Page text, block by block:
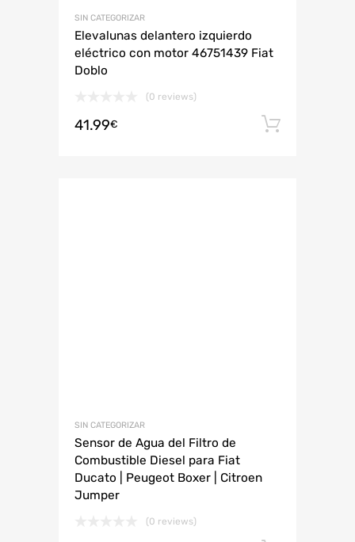
SIN CATEGORIZAR
Elevalunas delantero izquierdo
eléctrico con motor 46751439 Fiat
Doblo
(0 reviews)
41.99€
SIN CATEGORIZAR
Sensor de Agua del Filtro de
Combustible Diesel para Fiat
Ducato | Peugeot Boxer | Citroen
Jumper
(0 reviews)